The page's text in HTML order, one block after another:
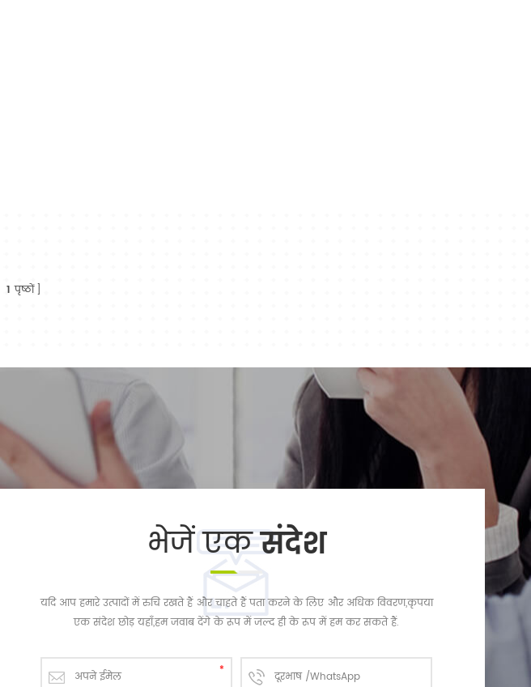
1 पृष्ठों
भेजें एकसंदेश
यदि आप हमारे उत्पादों में रुचि रखते हैं और चाहते हैं पता करने के लिए और अधिक विवरण,कृपया
एक संदेश छोड़ यहाँ,हम जवाब देंगे के रूप में जल्द ही के रूप में हम कर सकते हैं.